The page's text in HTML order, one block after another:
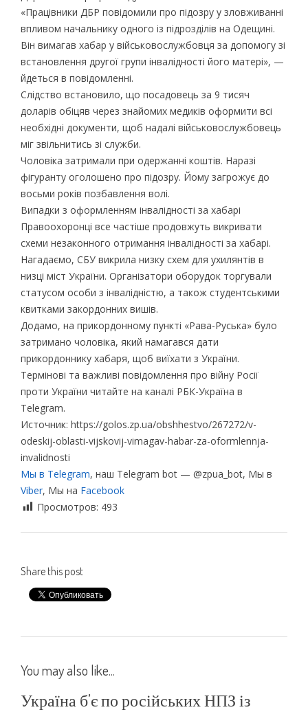
«Працівники ДБР повідомили про підозру у зловживанні
впливом начальнику одного із підрозділів на Одещині.
Він вимагав хабар у військовослужбовця за допомогу зі
встановлення другої групи інвалідності його матері», —
йдеться в повідомленні.
Слідство встановило, що посадовець за 9 тисяч
доларів обіцяв через знайомих медиків оформити всі
необхідні документи, щоб надалі військовослужбовець
міг звільнитись зі служби.
Чоловіка затримали при одержанні коштів. Наразі
фігуранту оголошено про підозру. Йому загрожує до
восьми років позбавлення волі.
Випадки з оформленням інвалідності за хабарі
Правоохоронці все частіше продовжуть викривати
схеми незаконного отримання інвалідності за хабарі.
Нагадаємо, СБУ викрила низку схем для ухилянтів в
низці міст України. Організатори оборудок торгували
статусом особи з інвалідністю, а також студентськими
квитками закордонних вишів.
Додамо, на прикордонному пункті «Рава-Руська» було
затримано чоловіка, який намагався дати
прикордоннику хабаря, щоб виїхати з України.
Термінові та важливі повідомлення про війну Росії
проти України читайте на каналі РБК-Україна в
Telegram.
Источник: https://golos.zp.ua/obshhestvo/267272/v-
odeskij-oblasti-vijskovij-vimagav-habar-za-oformlennja-
invalidnosti
Мы в Telegram, наш Telegram bot — @zpua_bot, Мы в
Viber, Мы на Facebook
Просмотров: 493
Share this post
You may also like...
Україна б’є по російських НПЗ із